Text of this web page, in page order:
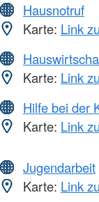
Hausnotruf
Karte: Link
Karte: Link
Hilfe bei der
Karte: Link
Jugendarbeit
Karte: Link